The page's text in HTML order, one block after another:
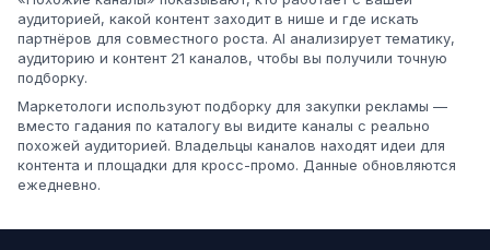
аудиторией, какой контент заходит в нише и где искать
партнёров для совместного роста. AI анализирует тематику,
аудиторию и контент 21 каналов, чтобы вы получили точную
подборку.
Маркетологи используют подборку для закупки рекламы —
вместо гадания по каталогу вы видите каналы с реально
похожей аудиторией. Владельцы каналов находят идеи для
контента и площадки для кросс-промо. Данные обновляются
ежедневно.